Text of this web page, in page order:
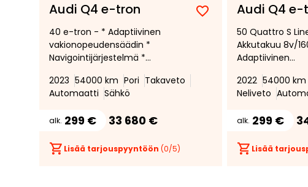
Audi Q4 e-tron
Lisää
suosikiksi
Poista
suosikeista
40 e-tron - * Adaptiivinen
vakionopeudensäädin *
Navigointijärjestelmä *
* Audi Sound System *
Sporttipenkit *
2023 54000 km Pori Takaveto
Automaatti Sähkö
alk. 299 € 33 680 €
Lisää tarjouspyyntöön (0/5)
Audi Q4 e-
50 Quattro S
Akkutakuu 8v/
Adaptiivinen
Navigointi *
Ratinlämmitin *
2022 54000 km
Neliveto
alk. 299 €
Lisää